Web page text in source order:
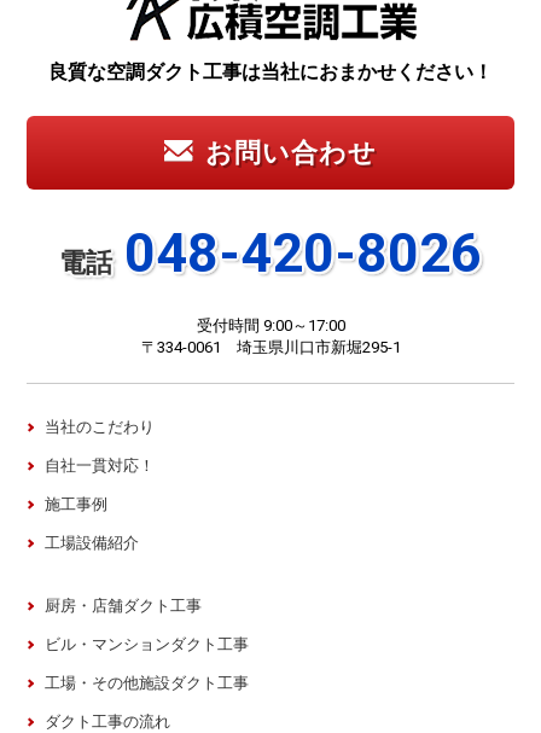
良質な空調ダクト工事は当社におまかせください！
お問い合わせ
電話 048-420-8026
受付時間 9:00～17:00
〒334-0061 埼玉県川口市新堀295-1
当社のこだわり
自社一貫対応！
施工事例
工場設備紹介
厨房・店舗ダクト工事
ビル・マンションダクト工事
工場・その他施設ダクト工事
ダクト工事の流れ